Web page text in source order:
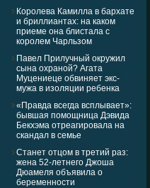
Королева Камилла в бархате
и бриллиантах: на каком
приеме она блистала с
королем Чарльзом
Павел Прилучный окружил
сына охраной? Агата
Муцениеце обвиняет экс-
мужа в изоляции ребенка
«Правда всегда всплывает»:
бывшая помощница Дэвида
Бекхэма отреагировала на
скандал в семье
Станет отцом в третий раз:
жена 52-летнего Джоша
Дюамеля объявила о
беременности